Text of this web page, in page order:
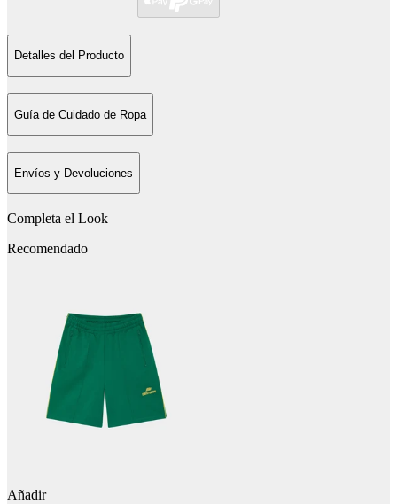
Detalles del Producto
Guía de Cuidado de Ropa
Envíos y Devoluciones
Completa el Look
Recomendado
Añadir